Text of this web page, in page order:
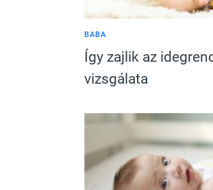
BABA
Így zajlik az
vizsgálata